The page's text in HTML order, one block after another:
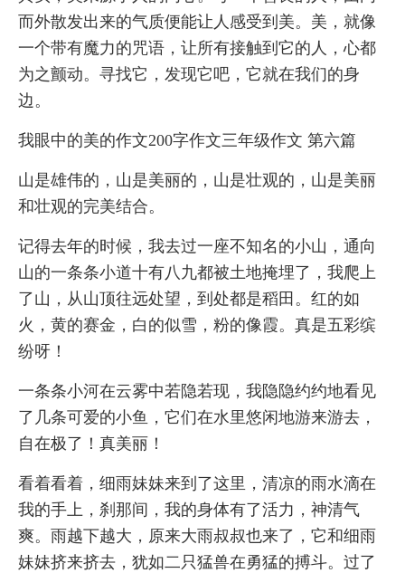
而外散发出来的气质便能让人感受到美。美，就像
一个带有魔力的咒语，让所有接触到它的人，心都
为之颤动。寻找它，发现它吧，它就在我们的身
边。
我眼中的美的作文200字作文三年级作文 第六篇
山是雄伟的，山是美丽的，山是壮观的，山是美丽
和壮观的完美结合。
记得去年的时候，我去过一座不知名的小山，通向
山的一条条小道十有八九都被土地掩埋了，我爬上
了山，从山顶往远处望，到处都是稻田。红的如
火，黄的赛金，白的似雪，粉的像霞。真是五彩缤
纷呀！
一条条小河在云雾中若隐若现，我隐隐约约地看见
了几条可爱的小鱼，它们在水里悠闲地游来游去，
自在极了！真美丽！
看着看着，细雨妹妹来到了这里，清凉的雨水滴在
我的手上，刹那间，我的身体有了活力，神清气
爽。雨越下越大，原来大雨叔叔也来了，它和细雨
妹妹挤来挤去，犹如二只猛兽在勇猛的搏斗。过了